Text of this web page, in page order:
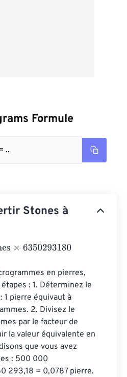
Formule
..
Stones à
en pierres,
: 1. Déterminez le
1 pierre équivaut à
2. Divisez le
par le facteur de
la valeur équivalente en
que vous avez
: 500 000
293,18 = 0,0787 pierre.